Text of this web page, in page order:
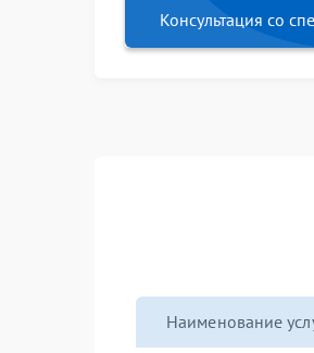
Консультация со
Наименование